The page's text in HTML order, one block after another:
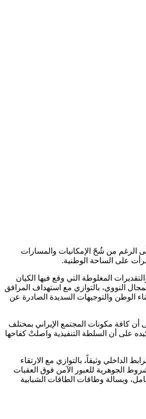
الرغم من شُحّ الإمكانيات والمسارات
على الساحة الوطنية.
إلى الأوهام والتقديرات المغلوطة التي وقع فيها الكيان
النووي، بالتوازي مع استهداف المرافق
الوطن والتوجيهات السديدة الصادرة عن
كافة مكونات المجتمع الإيراني بمختلف
على أن السلطة التنفيذية واصلتْ كفاحها
الداخلي وثيقاً، بالتوازي مع الارتقاء
الجوهرية للعبور الآمن فوق العقبات
وبسالة وطاقات الطاقات الشبابية